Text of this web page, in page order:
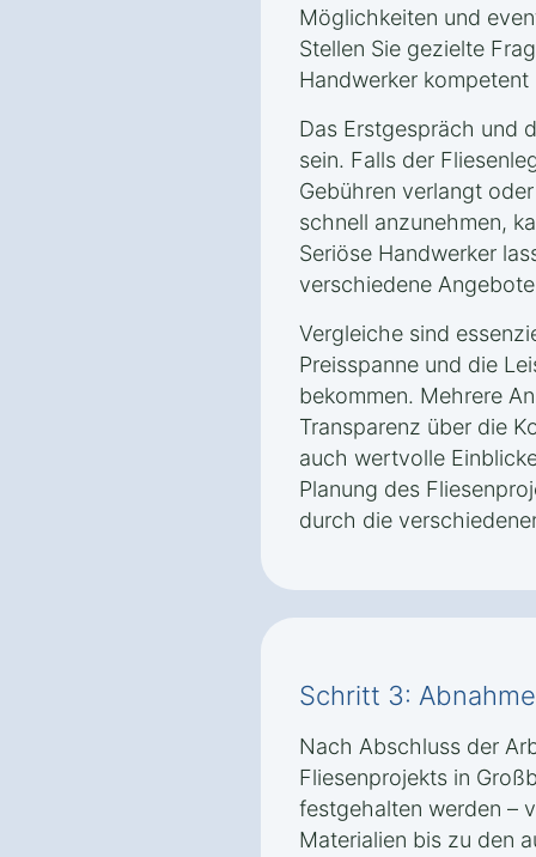
Möglichkeiten und
Stellen Sie gezielte
Handwerker
Das Erstgespräch und
sein. Falls der
Gebühren verlangt
schnell anzunehmen,
Seriöse Handwerker
verschiedene
Vergleiche sind
Preisspanne und die
bekommen. Mehrere
Transparenz über die
auch wertvolle
Planung des
durch die
Schritt 3:
Nach Abschluss der
Fliesenprojekts in
festgehalten werden –
Materialien bis zu den